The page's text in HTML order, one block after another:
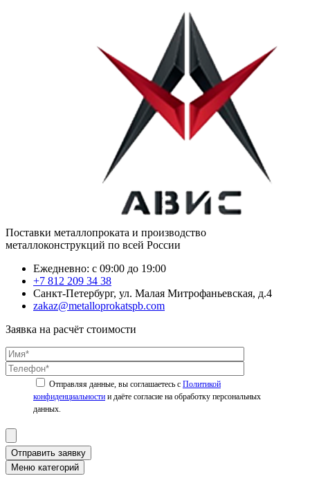
Поставки металлопроката и производство
металлоконструкций по всей России
Ежедневно: с 09:00 до 19:00
+7 812 209 34 38
Санкт-Петербург, ул. Малая Митрофаньевская, д.4
zakaz@metalloprokatspb.com
Заявка на расчёт стоимости
Политикой
конфиденциальности
Отправить заявку
Меню категорий